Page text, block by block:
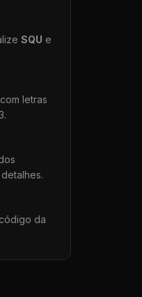
SQU e
letras
da